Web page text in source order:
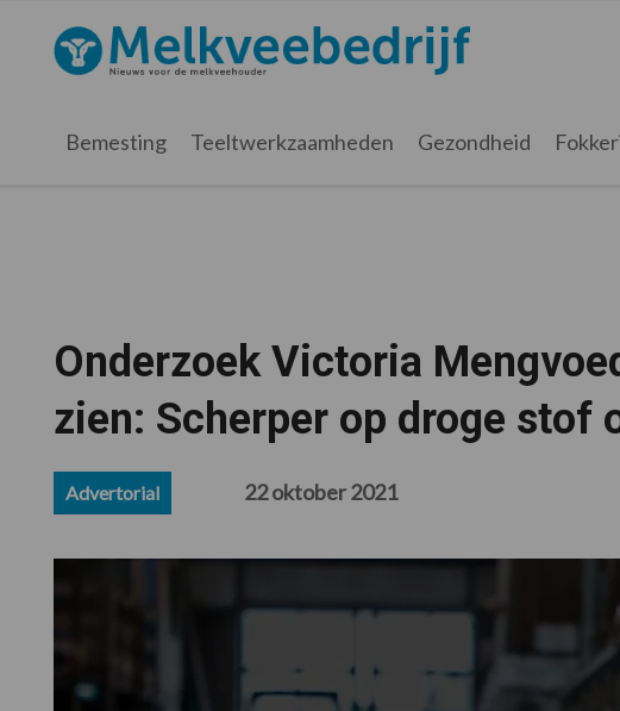
hoofdnavigatie
hoofd
eerste
voettekst
Melkveebedrijf.nl
Bemesting Teeltwerkzaamheden Gezondheid
Onderzoek Victoria
zien: Scherper op droge stof
Advertorial 22 oktober 2021